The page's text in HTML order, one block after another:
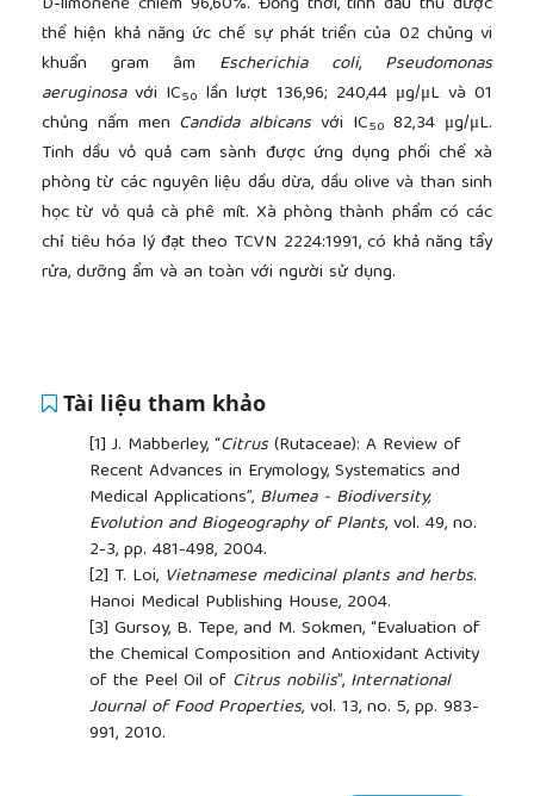
thể hiện khả năng ức chế sự phát triển của 02 chủng vi
khuẩn gram âm Escherichia coli, Pseudomonas
aeruginosavới IC50 lần lượt 136,96; 240,44 μg/μL và 01
chủng nấm men Candida albicansvới IC50 82,34 μg/μL.
Tinh dầu vỏ quả cam sành được ứng dụng phối chế xà
phòng từ các nguyên liệu dầu dừa, dầu olive và than sinh
học từ vỏ quả cà phê mít. Xà phòng thành phẩm có các
chỉ tiêu hóa lý đạt theo TCVN 2224:1991, có khả năng tẩy
rửa, dưỡng ẩm và an toàn với người sử dụng.
Tài liệu tham khảo
[1] J. Mabberley, “Citrus(Rutaceae): A Review of
Recent Advances in Erymology, Systematics and
Medical Applications”, Blumea - Biodiversity,
Evolution and Biogeography of Plants, vol. 49, no.
2-3, pp. 481-498, 2004.
[2] T. Loi, Vietnamese medicinal plants and herbs.
Hanoi Medical Publishing House, 2004.
[3] Gursoy, B. Tepe, and M. Sokmen, “Evaluation of
the Chemical Composition and Antioxidant Activity
of the Peel Oil of Citrus nobilis”, International
Journal of Food Properties, vol. 13, no. 5, pp. 983-
991, 2010.